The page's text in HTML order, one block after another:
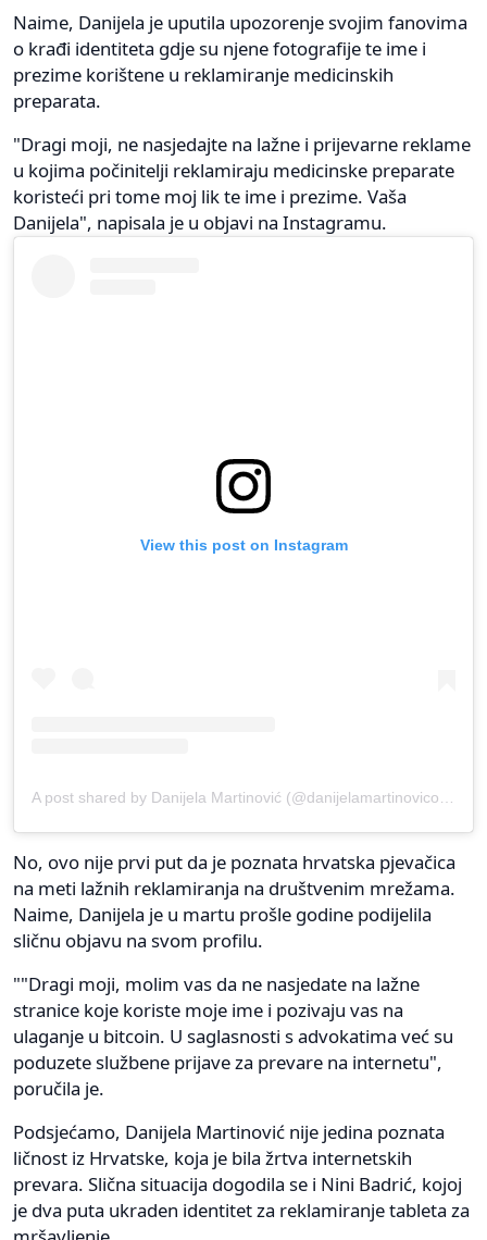
Naime, Danijela je uputila upozorenje svojim fanovima
o krađi identiteta gdje su njene fotografije te ime i
prezime korištene u reklamiranje medicinskih
preparata.
"Dragi moji, ne nasjedajte na lažne i prijevarne reklame
u kojima počinitelji reklamiraju medicinske preparate
koristeći pri tome moj lik te ime i prezime. Vaša
Danijela", napisala je u objavi na Instagramu.
View this post on Instagram
No, ovo nije prvi put da je poznata hrvatska pjevačica
na meti lažnih reklamiranja na društvenim mrežama.
Naime, Danijela je u martu prošle godine podijelila
sličnu objavu na svom profilu.
""Dragi moji, molim vas da ne nasjedate na lažne
stranice koje koriste moje ime i pozivaju vas na
ulaganje u bitcoin. U saglasnosti s advokatima već su
poduzete službene prijave za prevare na internetu",
poručila je.
Podsjećamo, Danijela Martinović nije jedina poznata
ličnost iz Hrvatske, koja je bila žrtva internetskih
prevara. Slična situacija dogodila se i Nini Badrić, kojoj
je dva puta ukraden identitet za reklamiranje tableta za